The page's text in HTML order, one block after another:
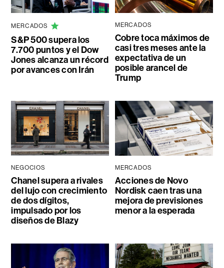
MERCADOS
S&P 500 supera los
7.700 puntos y el Dow
Jones alcanza un récord
por avances con Irán
MERCADOS
Cobre toca máximos de
casi tres meses ante la
expectativa de un
posible arancel de
Trump
NEGOCIOS
Chanel supera a rivales
del lujo con crecimiento
de dos dígitos,
impulsado por los
diseños de Blazy
MERCADOS
Acciones de Novo
Nordisk caen tras una
mejora de previsiones
menor a la esperada